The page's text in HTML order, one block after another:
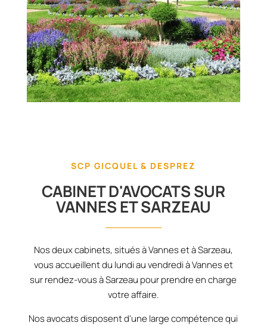
SCP GICQUEL & DESPREZ
CABINET D'AVOCATS SUR
VANNES ET SARZEAU
Nos deux cabinets, situés à Vannes et à Sarzeau,
vous accueillent du lundi au vendredi à Vannes et
sur rendez-vous à Sarzeau pour prendre en charge
votre affaire.
Nos avocats disposent d'une large compétence qui